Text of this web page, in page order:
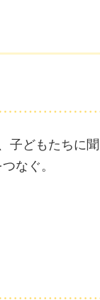
子どもたちに聞
なぐ。